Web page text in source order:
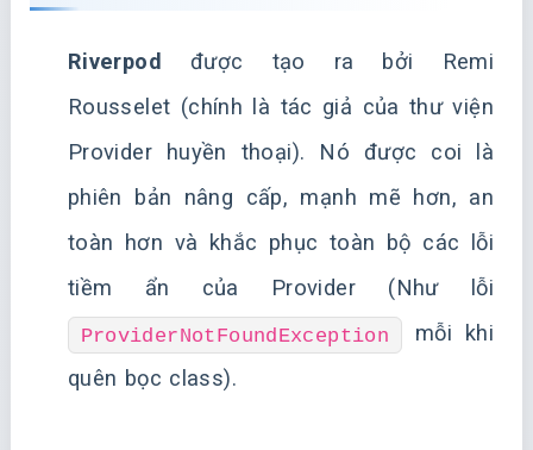
Riverpod
được tạo ra bởi Remi
Rousselet (chính là tác giả của thư viện
Provider huyền thoại). Nó được coi là
phiên bản nâng cấp, mạnh mẽ hơn, an
toàn hơn và khắc phục toàn bộ các lỗi
tiềm ẩn của Provider (Như lỗi
ProviderNotFoundException
mỗi khi
quên bọc class).